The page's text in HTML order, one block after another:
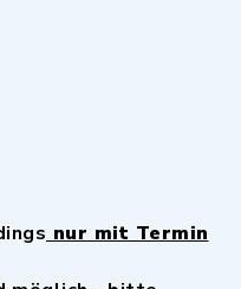
nur mit Termin